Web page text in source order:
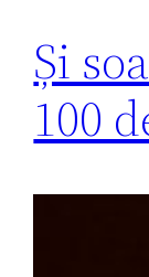
Și
100